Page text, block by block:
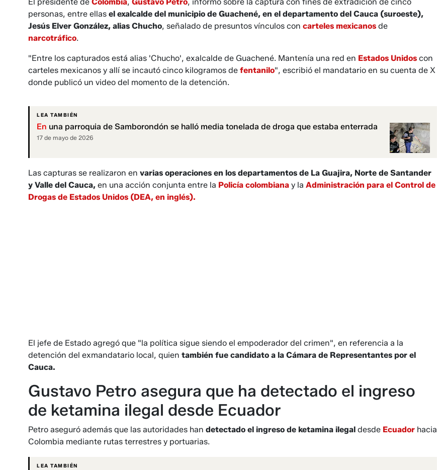
El presidente de Colombia, Gustavo Petro, informó sobre la captura con fines de extradición de cinco
personas, entre ellas el exalcalde del municipio de Guachené, en el departamento del Cauca (suroeste),
Jesús Elver González, alias Chucho, señalado de presuntos vínculos con carteles mexicanos de
narcotráfico.
"Entre los capturados está alias 'Chucho', exalcalde de Guachené. Mantenía una red en Estados Unidos con
carteles mexicanos y allí se incautó cinco kilogramos de fentanilo", escribió el mandatario en su cuenta de X
donde publicó un video del momento de la detención.
LEA TAMBIÉN
En una parroquia de Samborondón se halló media tonelada de droga que estaba enterrada
17 de mayo de 2026
Las capturas se realizaron en varias operaciones en los departamentos de La Guajira, Norte de Santander
y Valle del Cauca, en una acción conjunta entre la Policía colombiana y la Administración para el Control de
Drogas de Estados Unidos (DEA, en inglés).
El jefe de Estado agregó que "la política sigue siendo el empoderador del crimen", en referencia a la
detención del exmandatario local, quien también fue candidato a la Cámara de Representantes por el
Cauca.
Gustavo Petro asegura que ha detectado el ingreso
de ketamina ilegal desde Ecuador
Petro aseguró además que las autoridades han detectado el ingreso de ketamina ilegal desde Ecuador hacia
Colombia mediante rutas terrestres y portuarias.
LEA TAMBIÉN